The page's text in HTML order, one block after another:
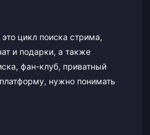
цикл поиска стрима,
и подарки, а также
фан-клуб, приватный
нужно понимать